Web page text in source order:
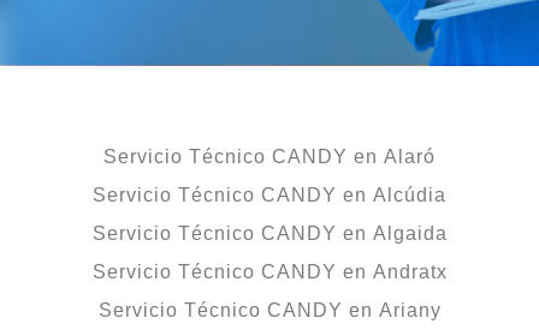
Servicio Técnico CANDY en Alaró
Servicio Técnico CANDY en Alcúdia
Servicio Técnico CANDY en Algaida
Servicio Técnico CANDY en Andratx
Servicio Técnico CANDY en Ariany